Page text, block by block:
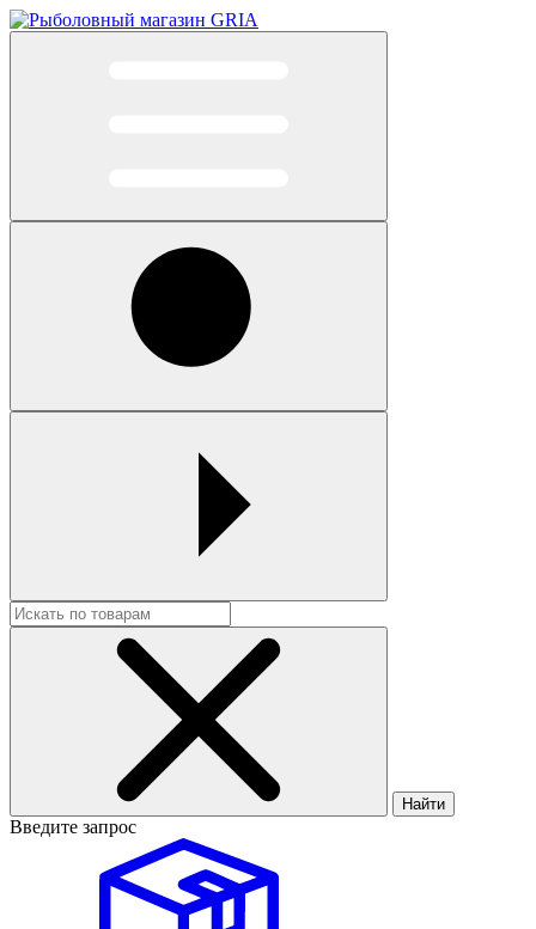
Найти
Введите запрос